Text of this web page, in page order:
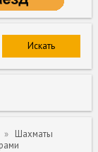
Шахматы